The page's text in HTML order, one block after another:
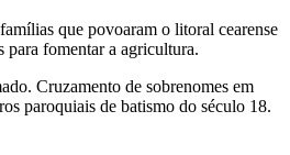
que povoaram o litoral cearense
para fomentar a agricultura.
Cruzamento de sobrenomes em
paroquiais de batismo do século 18.